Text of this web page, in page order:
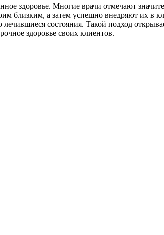
здоровье. Многие врачи отмечают
близким, а затем успешно внедряют их в
состояния. Такой подход
здоровье своих клиентов.